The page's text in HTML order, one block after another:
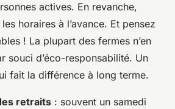
actives. En revanche,
horaires à l’avance. Et pensez
! La plupart des fermes n’en
souci d’éco-responsabilité. Un
fait la différence à long terme.
retraits : souvent un samedi